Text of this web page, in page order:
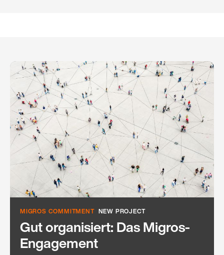
MIGROS COMMITMENT NEW PROJECT
Gut organisiert: Das Migros-
Engagement